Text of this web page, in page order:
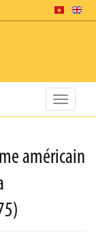
Toggle
américain